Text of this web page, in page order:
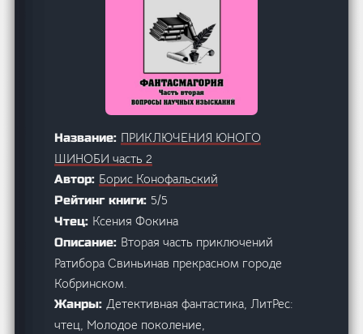
Название: ПРИКЛЮЧЕНИЯ ЮНОГО
ШИНОБИ часть 2
Автор: Борис Конофальский
Рейтинг книги: 5/5
Чтец: Ксения Фокина
Описание: Вторая часть приключений
Ратибора Свиньинав прекрасном городе
Кобринском.
Жанры:Детективная фантастика, ЛитРес:
чтец, Молодое поколение,